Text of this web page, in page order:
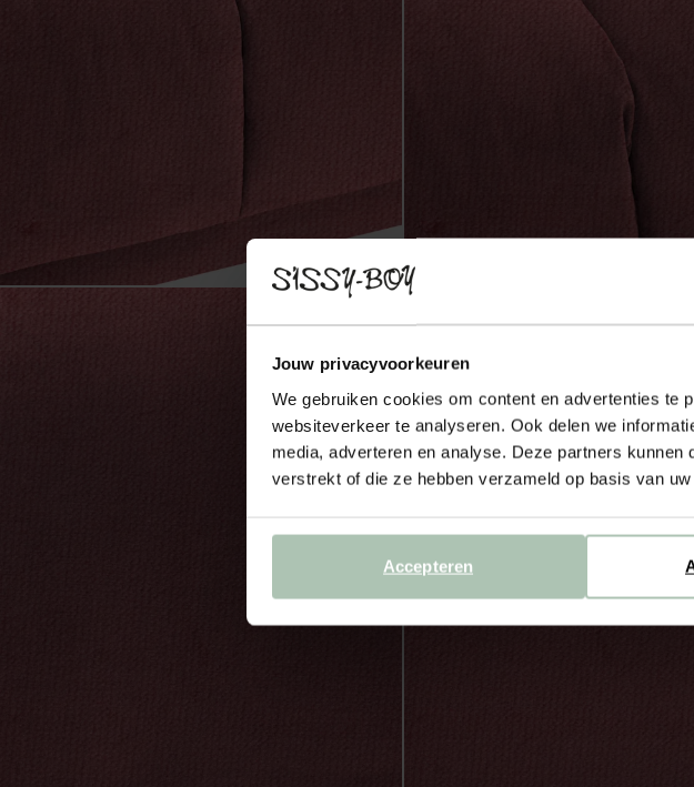
Jouw privacyvoorkeuren
We gebruiken cookies om content en advertenties te
websiteverkeer te analyseren. Ook delen we
media, adverteren en analyse. Deze partners
verstrekt of die ze hebben verzameld op basis van
Accepteren